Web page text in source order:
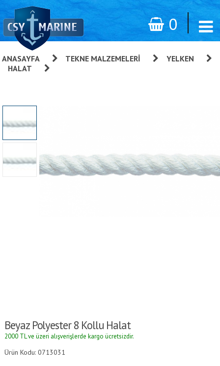
0
ANASAYFA TEKNE MALZEMELERI
YELKEN
HALAT
Beyaz Polyester 8 Kollu Halat
2000 TL ve üzeri alışverişlerde kargo ücretsizdir.
Ürün Kodu: 0713031